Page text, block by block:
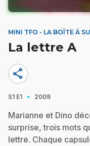
MINI TFO - LA BOÎTE À
La lettre A
share
S1 E1 · 2009
Marianne et Dino
surprise, trois mots
lettre. Chaque